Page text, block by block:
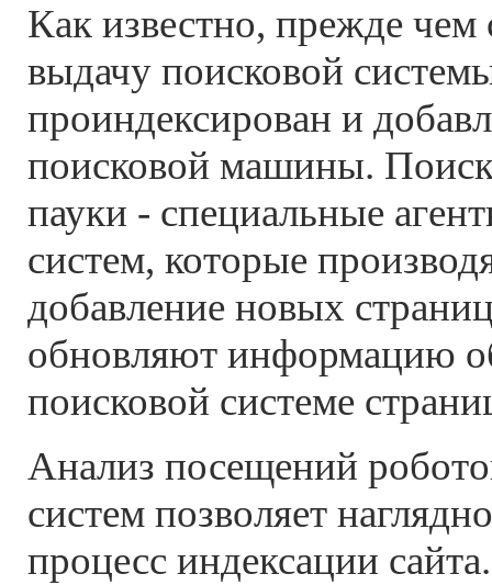
Как известно, прежде чем
выдачу поисковой
проиндексирован и
поисковой машины.
пауки - специальные
систем, которые
добавление новых
обновляют информацию
поисковой системе
Анализ посещений
систем позволяет
процесс индексации сайта.